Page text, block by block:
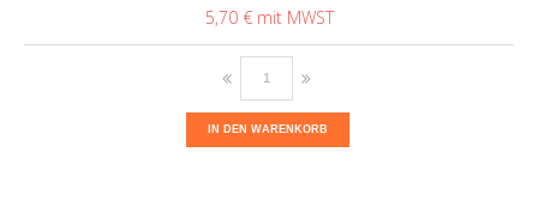
5,70 €
IN DEN WARENKORB